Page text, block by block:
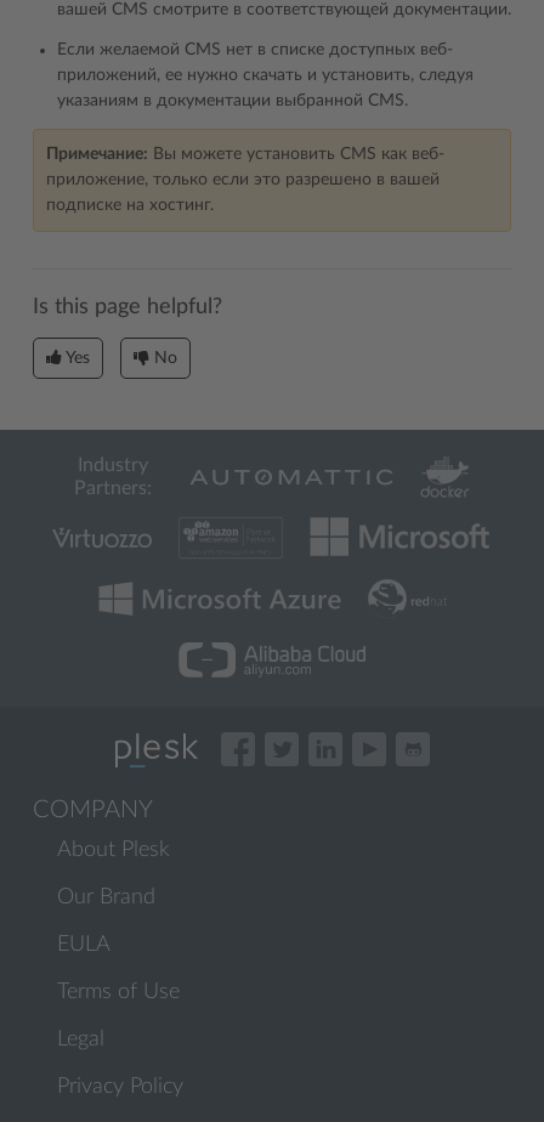
вашей CMS смотрите в соответствующей документации.
Если желаемой CMS нет в списке доступных веб-
приложений, ее нужно скачать и установить, следуя
указаниям в документации выбранной CMS.
Примечание: Вы можете установить CMS как веб-
приложение, только если это разрешено в вашей
подписке на хостинг.
Is this page helpful?
Yes No
Industry
Partners:
COMPANY
About Plesk
Our Brand
EULA
Terms of Use
Legal
Privacy Policy